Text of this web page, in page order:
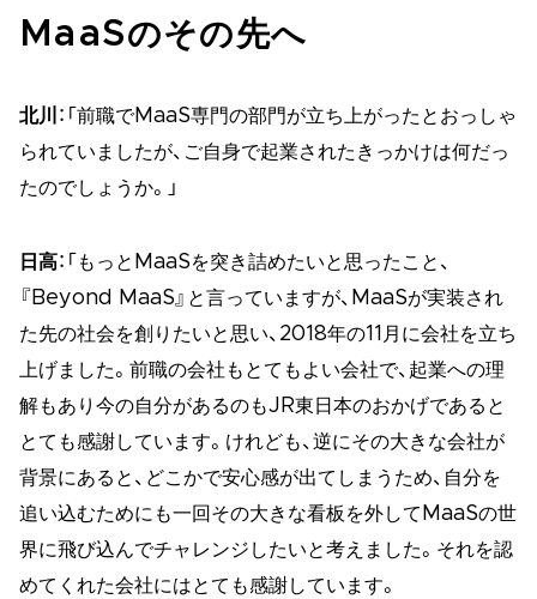
MaaSのその先へ
北川
：「前職でMaaS専門の部門が立ち上がったとおっしゃ
られていましたが、ご自身で起業されたきっかけは何だっ
たのでしょうか。」
日高：「もっとMaaSを突き詰めたいと思ったこと、
『Beyond MaaS』と言っていますが、MaaSが実装され
た先の社会を創りたいと思い、2018年の11月に会社を立ち
上げました。前職の会社もとてもよい会社で、起業への理
解もあり今の自分があるのもJR東日本のおかげであると
とても感謝しています。けれども、逆にその大きな会社が
背景にあると、どこかで安心感が出てしまうため、自分を
追い込むためにも一回その大きな看板を外してMaaSの世
界に飛び込んでチャレンジしたいと考えました。それを認
めてくれた会社にはとても感謝しています。